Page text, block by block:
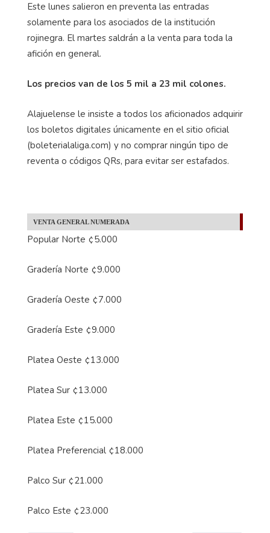
Este lunes salieron en preventa las entradas
solamente para los asociados de la institución
rojinegra. El martes saldrán a la venta para toda la
afición en general.
Los precios van de los 5 mil a 23 mil colones.
Alajuelense le insiste a todos los aficionados adquirir
los boletos digitales únicamente en el sitio oficial
(boleterialaliga.com) y no comprar ningún tipo de
reventa o códigos QRs, para evitar ser estafados.
VENTA GENERAL NUMERADA
Popular Norte ¢5.000
Gradería Norte ¢9.000
Gradería Oeste ¢7.000
Gradería Este ¢9.000
Platea Oeste ¢13.000
Platea Sur ¢13.000
Platea Este ¢15.000
Platea Preferencial ¢18.000
Palco Sur ¢21.000
Palco Este ¢23.000